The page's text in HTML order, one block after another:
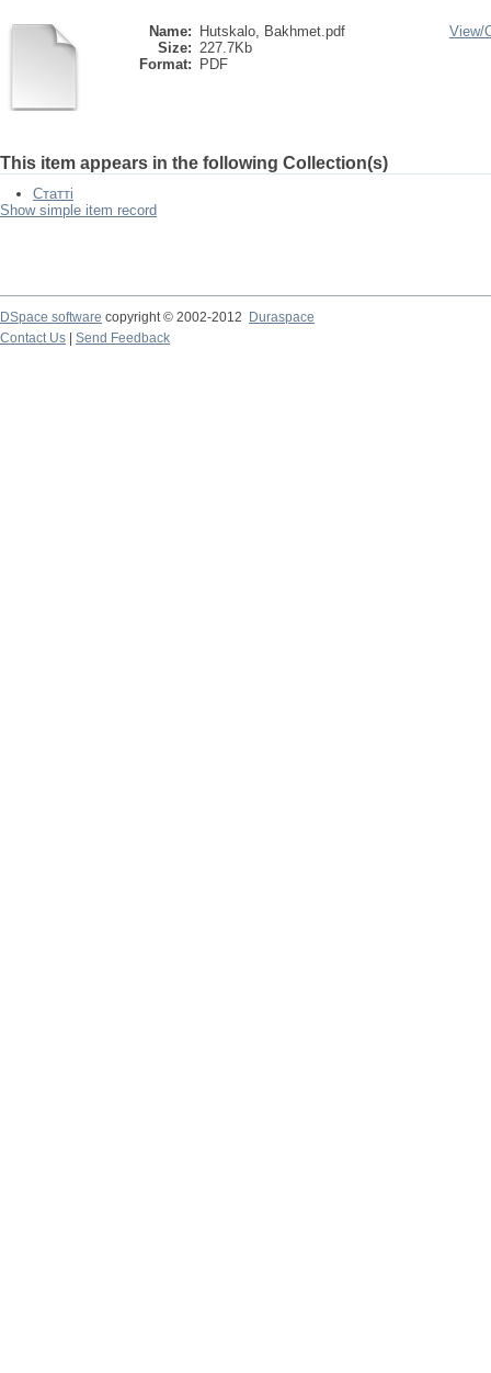
Name:
Hutskalo, Bakhmet.pdf
Size: 227.7Kb
Format:
PDF
View/
This item appears in the following Collection(s)
Статті
Show simple item record
DSpace software copyright © 2002-2012
Duraspace
Contact Us
Send Feedback